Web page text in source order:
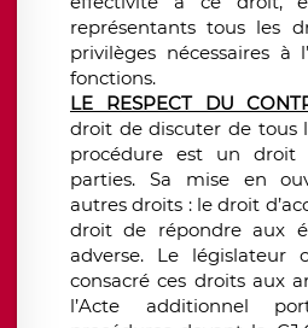
représentants tous les
privilèges nécessaires à
fonctions.
LE RESPECT DU
droit de discuter de tous
procédure est un droit
parties. Sa mise en
autres droits : le droit
droit de répondre aux
adverse. Le législateur
consacré ces droits aux
l’Acte additionnel